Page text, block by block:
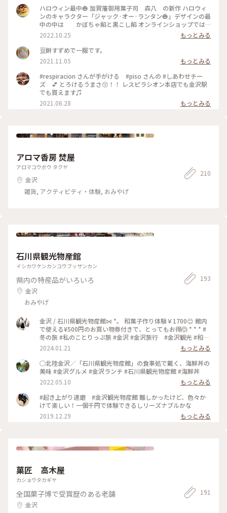
ハロウィン最中🎃 加賀藩御用菓子司 森八 の新作 ハロウィ
ンのキャラクター「ジャック·オー·ランタン🎃」デザインの最
中の中は かぼちゃ餡と黒こし餡 オンラインショップでは
10月28日まで 店舗では10月31日まで ３個入り(かぼちゃ餡２
個 黒こし餡１個) 750Yen ハロウィン🎃のプチギフト用に💝 or
ワタシ用に(σ*´∀｀) 👍️ #森八 #森八新作 #ハロウィン #
秋いろとりどり #Myことりっぷ #石川県金沢市 #金沢グル
メ #ハロウィン最中🎃 #🎃
2022.10.25
もっとみる
豆餅すずめで一服です。
2021.11.05
もっとみる
#respiracion さんが手がける #piso さんの #しあわせチー
ズ 💕 とろけるうまさ😚！！ レスピラシオン本店でも金沢駅
でも買えます♫
2021.06.28
もっとみる
アロマ香房 焚屋
アロマコウボウ タクヤ
金沢
雑貨, アクティビティ・体験, おみやげ
210
石川県観光物産館
イシカワケンカンコウブッサンカン
県内の特産品がいろいろ
金沢
おみやげ
193
金沢 / 石川県観光物産館⋈ *。 和菓子作り体験￥1700😊 館内
で使える¥500円のお買い物券付きで、とってもお得🙆 * * * #
冬の旅 #私のことりっぷ旅 #金沢 #金沢旅行 #金沢観光 #和菓
子作り体験
2024.01.21
もっとみる
○北陸金沢／「石川県観光物産館」の食事処で戴く、海鮮丼の
美味 #金沢グルメ #金沢ランチ #石川県観光物産館 #海鮮丼
2022.05.10
もっとみる
#起き上がり達磨 #金沢観光物産館 難しかったけど、色々か
けて楽しい！一個千円で体験できるしリーズナブルかな
2019.12.29
もっとみる
菓匠 高木屋
カショウタカギヤ
全国菓子博で受賞歴のある老舗
金沢
191